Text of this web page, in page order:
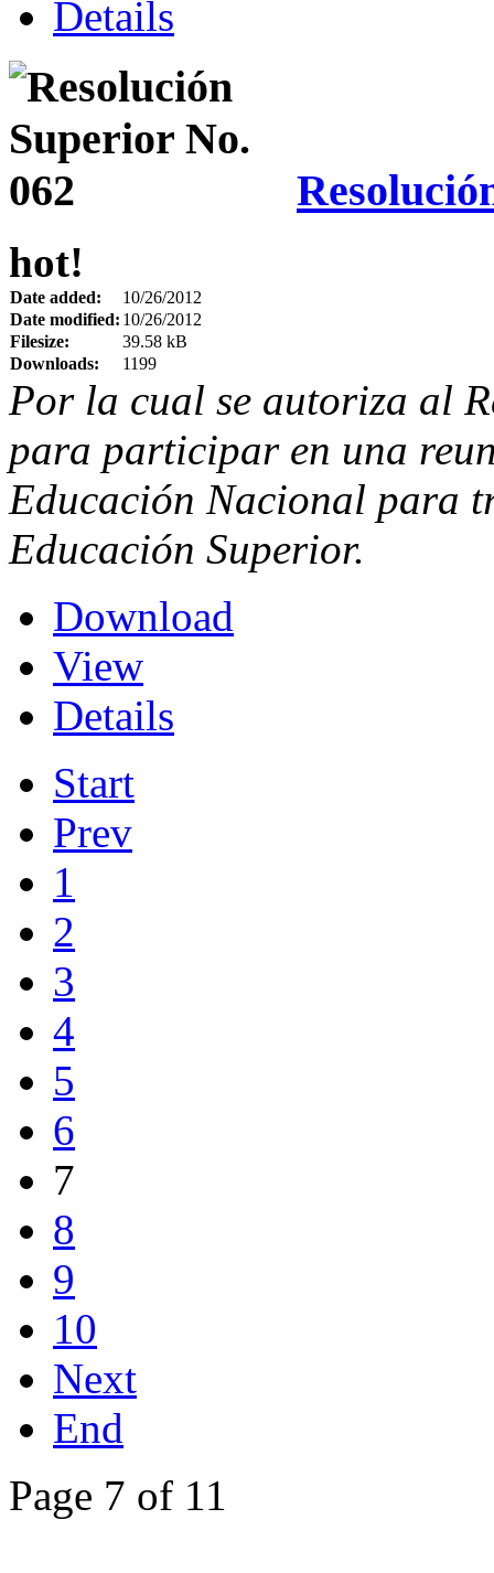
Details
hot!
Date added:
10/26/2012
Date modified: 10/26/2012
Filesize:
39.58 kB
Downloads:
1199
Por la cual se autoriza al
para participar en una
Educación Nacional para
Educación Superior.
Download
View
Details
Start
Prev
1
2
3
4
5
6
7
8
9
10
Next
End
Page 7 of 11